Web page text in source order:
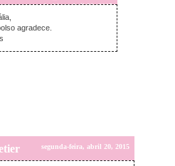
segunda-feira, abril 20, 2015
agradece.
segunda-feira, abril 20, 2015